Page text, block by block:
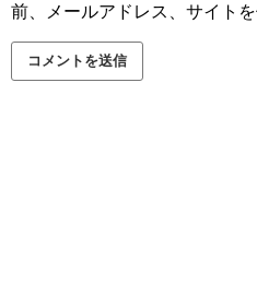
前、メールアドレス、サイトを